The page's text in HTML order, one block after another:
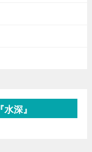
深』